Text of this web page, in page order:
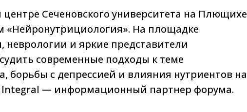
Сеченовского университета на Плющихе
«Нейронутрициология». На площадке
неврологии и яркие представители
современные подходы к теме
борьбы с депрессией и влияния нутриентов на
Integral — информационный партнер форума.